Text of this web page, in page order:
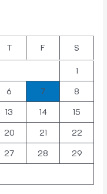
T F S
1
6 7 8
13 14 15
20 21 22
27 28 29